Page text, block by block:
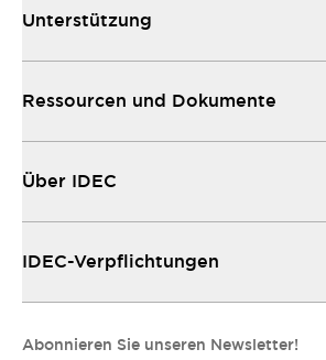
Unterstützung
Ressourcen und Dokumente
Über IDEC
IDEC-Verpflichtungen
Abonnieren Sie unseren Newsletter!